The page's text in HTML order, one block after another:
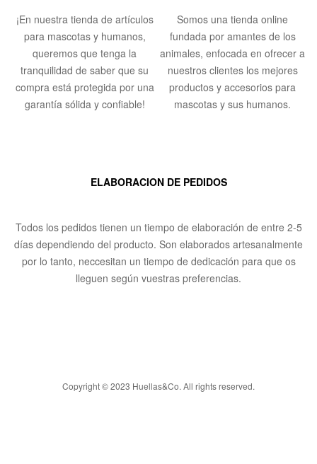
¡En nuestra tienda de artículos
para mascotas y humanos,
queremos que tenga la
tranquilidad de saber que su
compra está protegida por una
garantía sólida y confiable!
Somos una tienda online
fundada por amantes de los
animales, enfocada en ofrecer a
nuestros clientes los mejores
productos y accesorios para
mascotas y sus humanos.
ELABORACION DE PEDIDOS
Todos los pedidos tienen un tiempo de elaboración de entre 2-5
días dependiendo del producto. Son elaborados artesanalmente
por lo tanto, neccesitan un tiempo de dedicación para que os
lleguen según vuestras preferencias.
Copyright © 2023 Huellas&Co. All rights reserved.